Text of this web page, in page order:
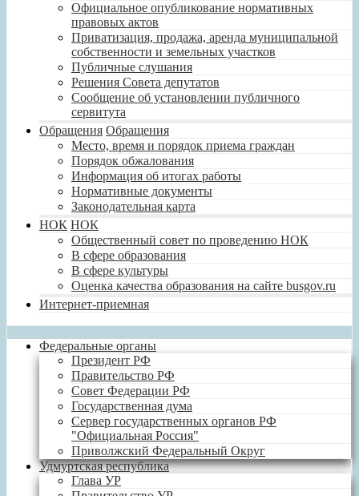
Официальное опубликование нормативных
правовых актов
Приватизация, продажа, аренда муниципальной
собственности и земельных участков
Публичные слушания
Решения Совета депутатов
Сообщение об установлении публичного
сервитута
Обращения Обращения
Место, время и порядок приема граждан
Порядок обжалования
Информация об итогах работы
Нормативные документы
Законодательная карта
НОК НОК
Общественный совет по проведению НОК
В сфере образования
В сфере культуры
Оценка качества образования на сайте busgov.ru
Интернет-приемная
Федеральные органы
Президент РФ
Правительство РФ
Совет Федерации РФ
Государственная дума
Сервер государственных органов РФ
"Официальная Россия"
Приволжский Федеральный Округ
Удмуртская республика
Глава УР